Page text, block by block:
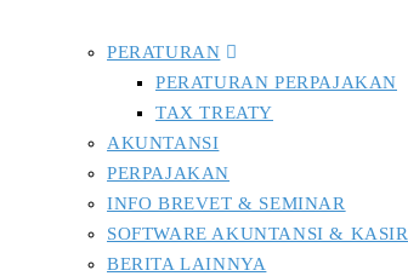
PERATURAN
PERATURAN PERPAJAKAN
TAX TREATY
AKUNTANSI
PERPAJAKAN
INFO BREVET & SEMINAR
SOFTWARE AKUNTANSI & KASIR
BERITA LAINNYA